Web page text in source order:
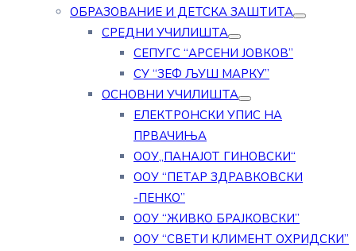
ОБРАЗОВАНИЕ И ДЕТСКА ЗАШТИТА
СРЕДНИ УЧИЛИШТА
СЕПУГС “АРСЕНИ ЈОВКОВ”
СУ “ЗЕФ ЉУШ МАРКУ”
ОСНОВНИ УЧИЛИШТА
ЕЛЕКТРОНСКИ УПИС НА
ПРВАЧИЊА
ООУ„ПАНАЈОТ ГИНОВСКИ“
ООУ “ПЕТАР ЗДРАВКОВСКИ
-ПЕНКО”
ООУ “ЖИВКО БРАЈКОВСКИ”
ООУ “СВЕТИ КЛИМЕНТ ОХРИДСКИ”